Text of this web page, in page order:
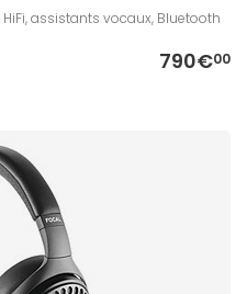
assistants vocaux, Bluetooth
790€00